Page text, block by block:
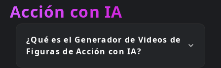
Acción con IA
¿Qué es el Generador de Videos de
Figuras de Acción con IA?